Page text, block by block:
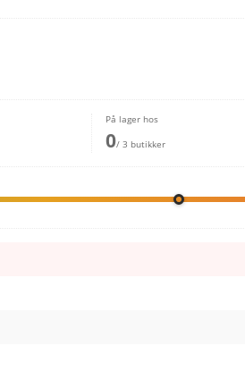
På lager hos
0/ 3 butikker